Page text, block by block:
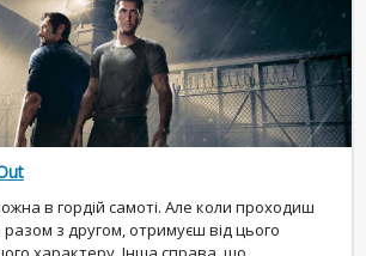
в гордій самоті. Але коли проходиш
з другом, отримуєш від цього